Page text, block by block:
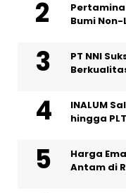
Bumi
PT NNI
INALUM
hingga
Harga
Antam di